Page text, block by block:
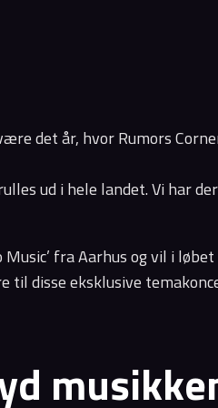
det år, hvor Rumors
ud i hele landet. Vi
Music’ fra Aarhus og vil i
eksklusive